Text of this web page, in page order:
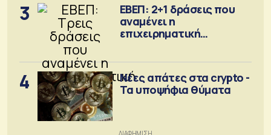
3
ΕΒΕΠ: 2+1 δράσεις που
αναμένει η
επιχειρηματική
4
Νέες απάτες στα crypto -
Τα υποψήφια θύματα